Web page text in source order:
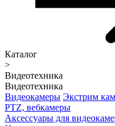
Каталог
>
Видеотехника
Видеотехника
Видеокамеры Экстрим
PTZ, вебкамеры
Аксессуары для